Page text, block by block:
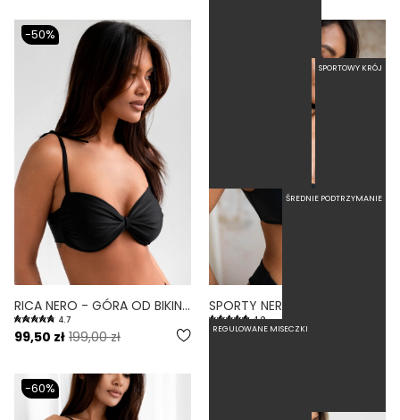
-50%
RICA NERO - GÓRA OD BIKINI WIĄZANA CZARNY
4.7
99,50 zł 199,00 zł
SPORTOWY KRÓJ
4.9
199,00 zł
-60%
ŚREDNIE PODTRZYMANIE
REGULOWANE MISECZKI